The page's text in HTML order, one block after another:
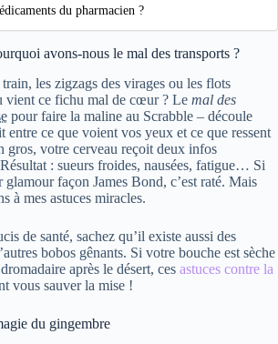
du pharmacien ?
avons-nous le mal des transports ?
les zigzags des virages ou les flots
vient ce fichu mal de cœur ? Le mal des
pour faire la maline au Scrabble – découle
entre ce que voient vos yeux et ce que ressent
gros, votre cerveau reçoit deux infos
: sueurs froides, nausées, fatigue… Si
façon James Bond, c’est raté. Mais
à mes astuces miracles.
de santé, sachez qu’il existe aussi des
bobos gênants. Si votre bouche est sèche
après le désert, ces astuces contre la
vous sauver la mise !
du gingembre